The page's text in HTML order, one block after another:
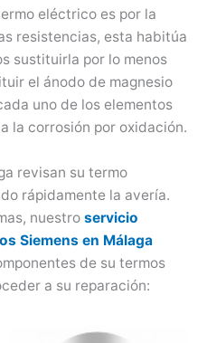
eléctrico es por la
resistencias, esta habitúa
sustituirla por lo menos
el ánodo de magnesio
uno de los elementos
la corrosión por oxidación.
revisan su termo
rápidamente la avería.
nuestro servicio
Siemens en Málaga
de su termos
a su reparación: